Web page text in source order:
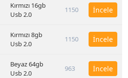
Kırmızı 16gb
Usb 2.0
1150 İncele
Kırmızı 8gb
Usb 2.0
1150 İncele
Beyaz 64gb
Usb 2.0
963 İncele